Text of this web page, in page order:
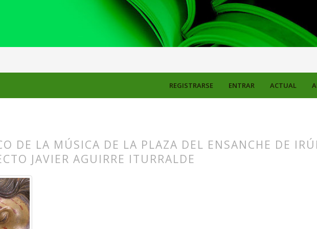
ACTUAL
REGISTRARSE ENTRAR
DE LA MÚSICA DE LA PLAZA DEL ENSANCHE DE
JAVIER AGUIRRE ITURRALDE